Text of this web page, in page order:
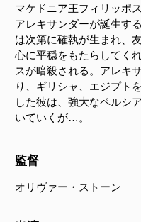
マケドニア王フィリッポ
アレキサンダーが誕生す
は次第に確執が生まれ、
心に平穏をもたらしてく
スが暗殺される。アレキ
り、ギリシャ、エジプト
した彼は、強大なペルシ
いていくが…。
監督
オリヴァー・ストーン